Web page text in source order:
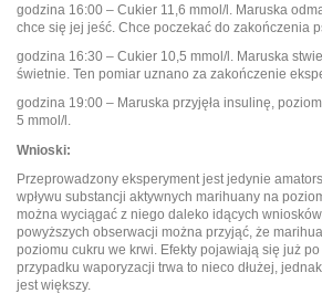
godzina 16:00 – Cukier 11,6 mmol/l. Maruska
chce się jej jeść. Chce poczekać do zakończenia
godzina 16:30 – Cukier 10,5 mmol/l. Maruska
świetnie. Ten pomiar uznano za zakończenie
godzina 19:00 – Maruska przyjęła insulinę,
5 mmol/l.
Wnioski:
Przeprowadzony eksperyment jest jedynie
wpływu substancji aktywnych marihuany na
można wyciągać z niego daleko idących
powyższych obserwacji można przyjąć, że
poziomu cukru we krwi. Efekty pojawiają się już
przypadku waporyzacji trwa to nieco dłużej,
jest większy.